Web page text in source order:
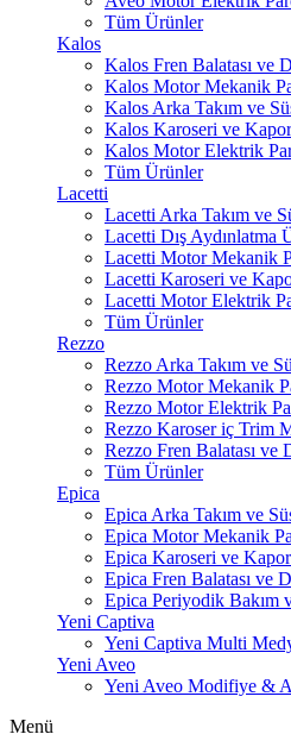
Tüm Ürünler
Kalos
Kalos Fren Balatası ve
Kalos Motor Mekanik
Kalos Arka Takım ve
Kalos Karoseri ve
Kalos Motor Elektrik
Tüm Ürünler
Lacetti
Lacetti Arka Takım ve
Lacetti Dış Aydınlatma
Lacetti Motor Mekanik
Lacetti Karoseri ve
Lacetti Motor Elektrik
Tüm Ürünler
Rezzo
Rezzo Arka Takım ve
Rezzo Motor Mekanik
Rezzo Motor Elektrik
Rezzo Karoser iç Trim
Rezzo Fren Balatası ve
Tüm Ürünler
Epica
Epica Arka Takım ve
Epica Motor Mekanik
Epica Karoseri ve
Epica Fren Balatası ve
Epica Periyodik Bakım
Yeni Captiva
Yeni Captiva Multi
Yeni Aveo
Yeni Aveo Modifiye &
Menü